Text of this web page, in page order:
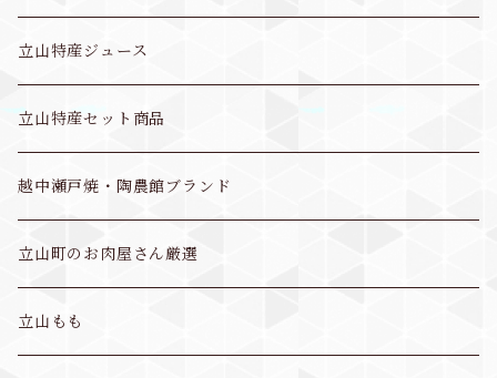
立山特産ジュース
立山特産セット商品
越中瀬戸焼・陶農館ブランド
立山町のお肉屋さん厳選
立山もも